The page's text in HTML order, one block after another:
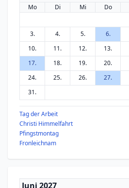
Mo Di Mi Do
3.
4. 5. 6.
10.
11. 12. 13.
17.
18. 19. 20.
24.
25. 26. 27.
31.
Tag der Arbeit
Christi Himmelfahrt
Pfingstmontag
Fronleichnam
Juni 2027